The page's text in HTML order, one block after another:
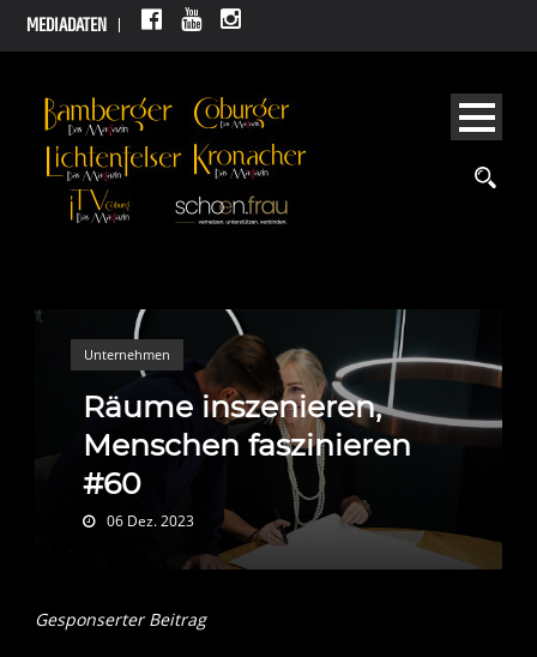
MEDIADATEN
Unternehmen
Räume inszenieren,
Menschen faszinieren
#60
06 Dez. 2023
Gesponserter Beitrag